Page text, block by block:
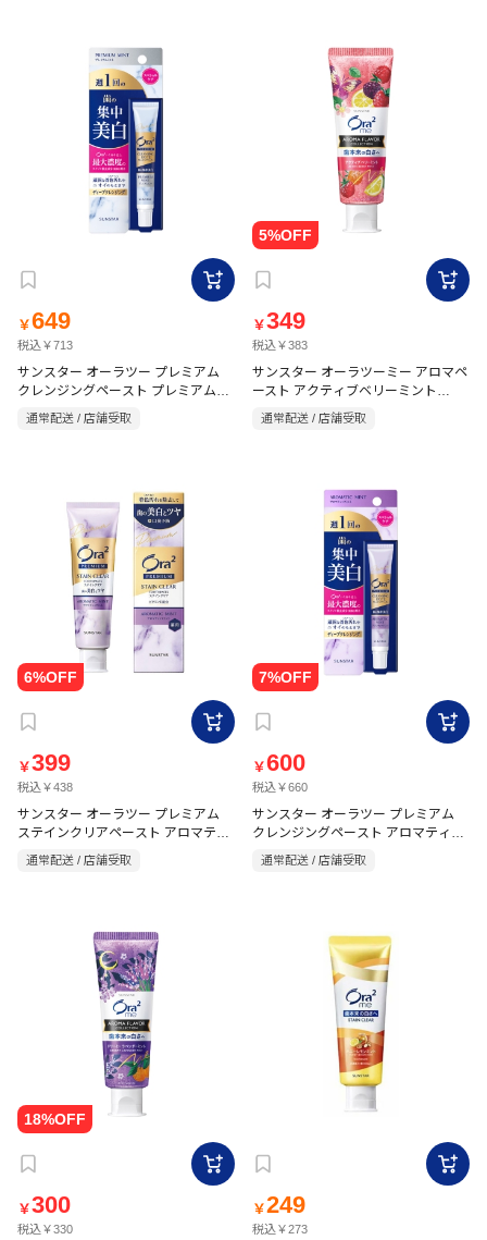
￥649
税込￥713
サンスター オーラツー プレミアム
クレンジングペースト プレミアムミ
ント 17g
通常配送 / 店舗受取
￥349
税込￥383
サンスター オーラツーミー アロマペ
ースト アクティブベリーミント
通常配送 / 店舗受取
￥399
税込￥438
サンスター オーラツー プレミアム
ステインクリアペースト アロマティ
ックミント 100g【医薬部外品】
通常配送 / 店舗受取
￥600
税込￥660
サンスター オーラツー プレミアム
クレンジングペースト アロマティッ
クミント 17g
通常配送 / 店舗受取
￥300
税込￥330
￥249
税込￥273